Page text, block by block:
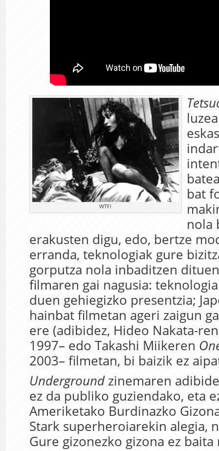
WTF!
bat
nola
erakusten digu, edo, bertze
erranda, teknologiak gure
gorputza nola inbaditzen
filmaren gai nagusia:
duen gehiegizko presentzia;
hainbat filmetan ageri zaigun
ere (adibidez, Hideo Nakata-
1997– edo Takashi Miikeren
2003– filmetan, bi baizik ez
Undergroundzinemaren
ez da publiko guziendako, eta
Ameriketako Burdinazko
Stark superheroiarekin alegia,
Gure gizonezko gizona ez